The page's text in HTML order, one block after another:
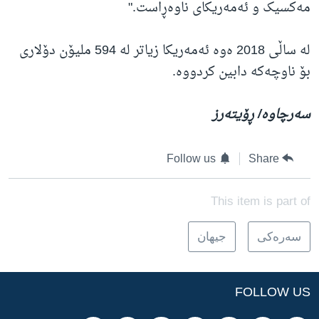
مەکسیک و ئەمەریکای ناوەڕاست."
لە ساڵی 2018 ەوە ئەمەریکا زیاتر لە 594 ملیۆن دۆلاری
بۆ ناوچەکە دابین کردووە.
سەرچاوە/ ڕۆیتەرز
Share
Follow us
This item is part of
سه‌ره‌کی جیهان
FOLLOW US